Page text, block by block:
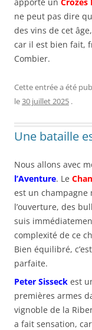
ne peut pas dire
des vins de cet
car il est bien fait,
Combier.
Cette entrée a été
le30 juillet 2025 .
Une bataille
Nous allons avec
l’Aventure. Le
est un
l’ouverture, des
suis
complexité de ce
Bien équilibré,
parfaite.
Peter Sisseck est
premières armes
vignoble de la
a fait sensation,